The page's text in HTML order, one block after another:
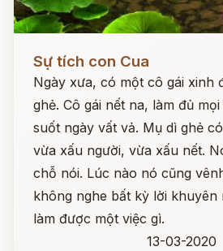
Sự tích con Cua
Ngày xưa, có một cô gái xinh
ghẻ. Cô gái nết na, làm đủ
suốt ngày vất vả. Mụ dì ghẻ
vừa xấu người, vừa xấu nết.
chỗ nói. Lúc nào nó cũng
không nghe bất kỳ lời khuyên
làm được một việc gì.
13-03-2020